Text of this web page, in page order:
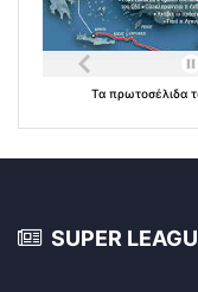
Τα πρωτοσέλιδα
SUPER